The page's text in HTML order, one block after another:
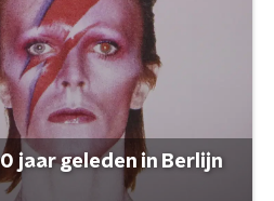
jaar geleden in Berlijn